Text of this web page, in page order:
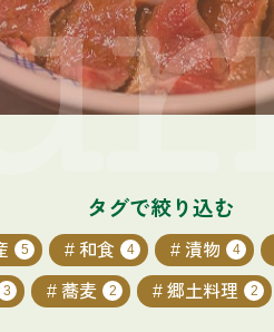
タグで絞り込む
5 和食 4 漬物 4
3 蕎麦 2 郷土料理 2